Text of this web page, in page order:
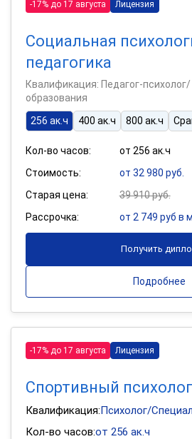
-17% до 17 августа Лицензия
Социальная
педагогика
Квалификация: Педагог-
образования
256 ак.ч
400 ак.ч 800 ак.ч
Кол-во часов:
от 256 ак.ч
Стоимость:
от 32 980 руб.
Старая цена:
39 910 руб.
Рассрочка:
от 2 749 руб в
Получить
Подробнее
-17% до 17 августа Лицензия
Спортивный психолог
Квалификация:Психолог/
Кол-во часов:от 256 ак.ч